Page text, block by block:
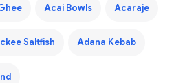
Acai Bowls Acaraje
Saltfish Adana Kebab